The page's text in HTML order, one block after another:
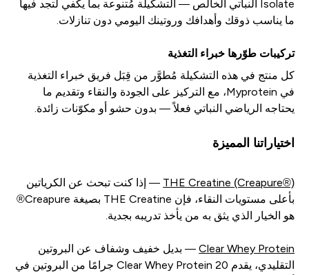
Isolate النباتي الخالص — التشكيلة مُتنوعة بما يكفي لتجد فيها
ما يناسب ذوقك وأهدافك وروتينك اليومي دون تنازلات.
تركيبات طوّرها خبراء التغذية
كل منتج في هذه التشكيلة مُطوَّر من قِبَل فريق خبراء التغذية
في Myprotein، مع التركيز على الجودة والنقاء وتقديم ما
يحتاجه الرياضي النباتي فعلاً — بدون حشو أو مكوّنات زائدة.
اختياراتنا المميزة
THE Creatine (Creapure®) — إذا كنت تبحث عن الكرياتين
بأعلى مستويات النقاء، فإن THE Creatine بصيغة Creapure®
هو الخيار الذي يثق به من يأخذ تدريبه بجدية.
Clear Whey Protein— بديل خفيف وشفاف عن البروتين
التقليدي، يقدم Clear Whey Protein 20 جرامًا من البروتين في